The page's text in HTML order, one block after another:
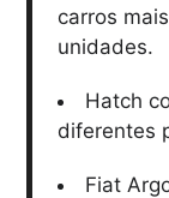
carros
unidades.
Hatch
diferentes
Fiat